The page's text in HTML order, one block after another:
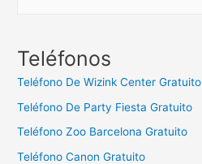
c
:
Teléfonos
Teléfono De Wizink Center Gratuito
Teléfono De Party Fiesta Gratuito
Teléfono Zoo Barcelona Gratuito
Teléfono Canon Gratuito